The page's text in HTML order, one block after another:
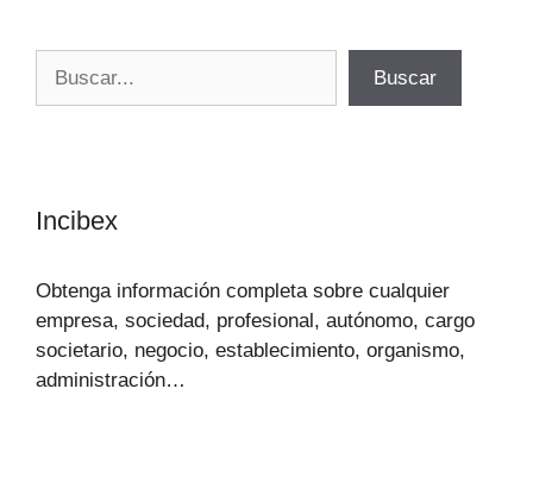
Buscar
Incibex
Obtenga información completa sobre cualquier
empresa, sociedad, profesional, autónomo, cargo
societario, negocio, establecimiento, organismo,
administración…